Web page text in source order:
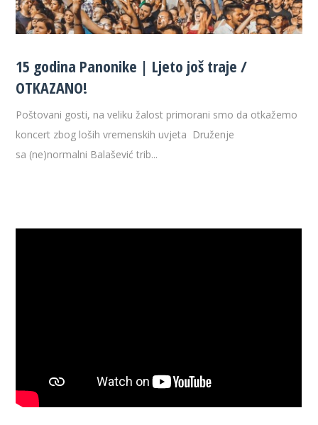
15 godina Panonike | Ljeto još traje /
OTKAZANO!
Poštovani gosti, na veliku žalost primorani smo da otkažemo
koncert zbog loših vremenskih uvjeta Druženje
sa (ne)normalni Balašević trib...